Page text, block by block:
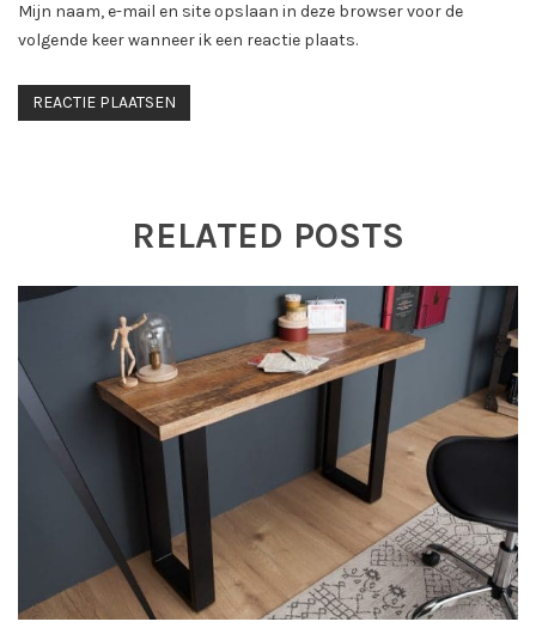
Mijn naam, e-mail en site opslaan in deze browser voor de
volgende keer wanneer ik een reactie plaats.
RELATED POSTS